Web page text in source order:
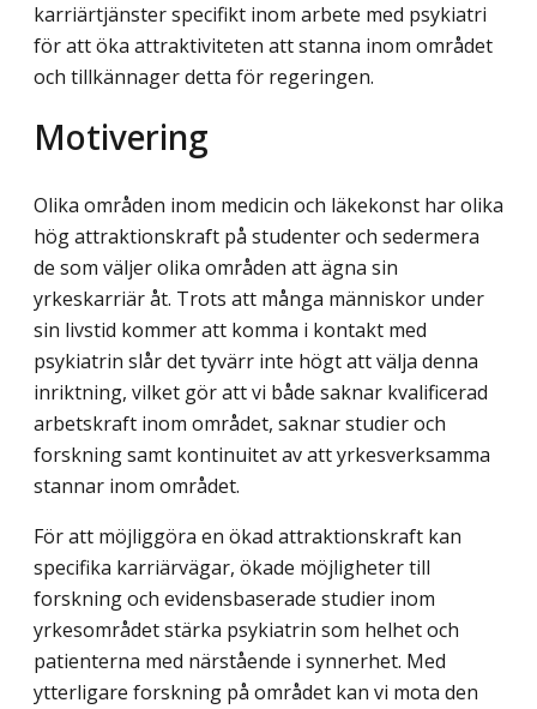
karriärtjänster specifikt inom arbete med psykiatri
för att öka attraktiviteten att stanna inom området
och tillkännager detta för regeringen.
Motivering
Olika områden inom medicin och läkekonst har olika
hög attraktionskraft på studenter och sedermera
de som väljer olika områden att ägna sin
yrkeskarriär åt. Trots att många människor under
sin livstid kommer att komma i kontakt med
psykiatrin slår det tyvärr inte högt att välja denna
inriktning, vilket gör att vi både saknar kvalificerad
arbetskraft inom området, saknar studier och
forskning samt kontinuitet av att yrkesverksamma
stannar inom området.
För att möjliggöra en ökad attraktionskraft kan
specifika karriärvägar, ökade möjlig­heter till
forskning och evidensbaserade studier inom
yrkesområdet stärka psykiatrin som helhet och
patienterna med närstående i synnerhet. Med
ytterligare forskning på området kan vi mota den